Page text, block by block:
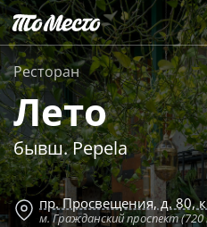
Ресторан
Лето
бывш. Pepela
пр. Просвещения, д. 80,
м. Гражданский проспект